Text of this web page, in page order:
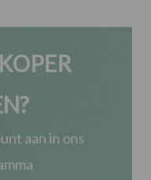
aan in ons